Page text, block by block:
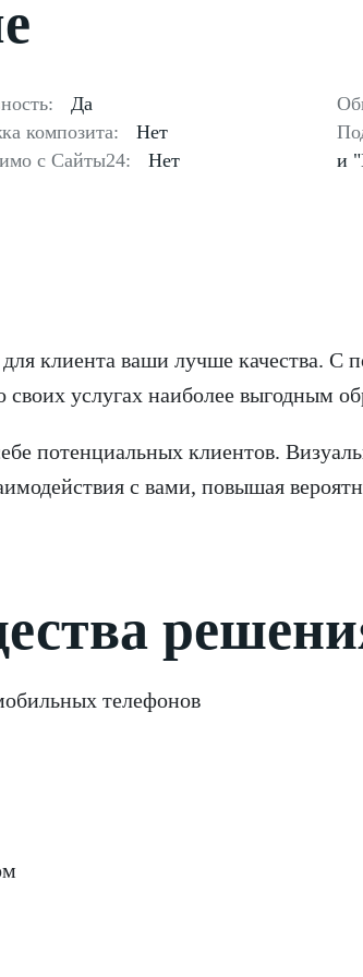
Да
композита:
Нет
с Сайты24:
Нет
и
клиента ваши лучше качества. С
своих услугах наиболее выгодным
потенциальных клиентов.
с вами, повышая
телефонов